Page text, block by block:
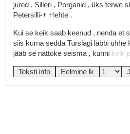
jured , Silleri , Porganid , üks terwe
Petersilli-+ +lehte .
Kui se keik saab keenud , nenda et
siis kurna sedda Turslagi läbbi ühhe
jääb se nattoke seisma , kunni keik
Teksti info Eelmine lk